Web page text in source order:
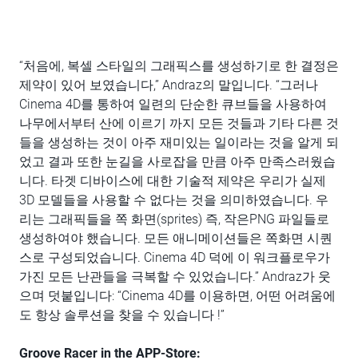
“처음에, 복셀 스타일의 그래픽스를 생성하기로 한 결정은
제약이 있어 보였습니다,” Andraz의 말입니다. “그러나
Cinema 4D를 통하여 일련의 단순한 큐브들을 사용하여
나무에서부터 산에 이르기 까지 모든 것들과 기타 다른 것
들을 생성하는 것이 아주 재미있는 일이라는 것을 알게 되
었고 결과 또한 눈길을 사로잡을 만큼 아주 만족스러웠습
니다. 타겟 디바이스에 대한 기술적 제약은 우리가 실제
3D 모델들을 사용할 수 없다는 것을 의미하였습니다. 우
리는 그래픽들을 쪽 화면(sprites) 즉, 작은PNG 파일들로
생성하여야 했습니다. 모든 애니메이션들은 쪽화면 시퀀
스로 구성되었습니다. Cinema 4D 덕에 이 워크플로우가
가진 모든 난관들을 극복할 수 있었습니다.” Andraz가 웃
으며 덧붙입니다: “Cinema 4D를 이용하면, 어떤 어려움에
도 항상 솔루션을 찾을 수 있습니다 !”
Groove Racer in the APP-Store: